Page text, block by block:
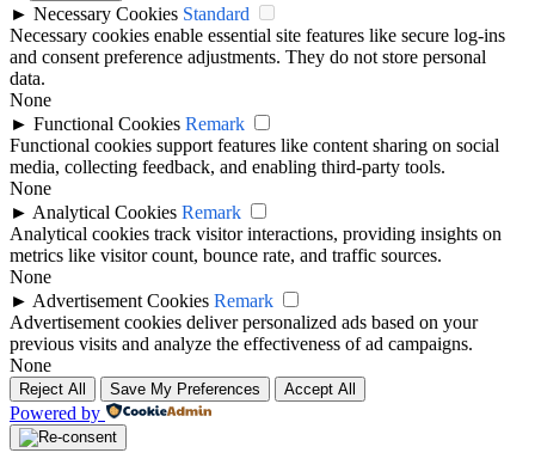
► Necessary Cookies Standard
Necessary cookies enable essential site features like secure log-ins
and consent preference adjustments. They do not store personal
data.
None
► Functional Cookies Remark
Functional cookies support features like content sharing on social
media, collecting feedback, and enabling third-party tools.
None
► Analytical Cookies Remark
Analytical cookies track visitor interactions, providing insights on
metrics like visitor count, bounce rate, and traffic sources.
None
► Advertisement Cookies Remark
Advertisement cookies deliver personalized ads based on your
previous visits and analyze the effectiveness of ad campaigns.
None
Reject All Save My Preferences Accept All
Powered by